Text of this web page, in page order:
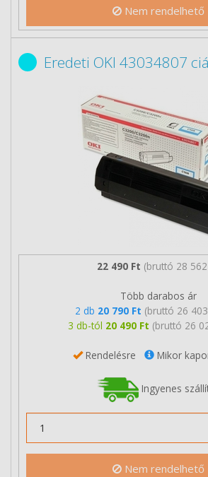
Nem rendelhető
Eredeti OKI 43034807
22 490 Ft (bruttó 28 562
Több darabos ár
2 db 20 790 Ft (bruttó 26
3 db-tól 20 490 Ft (bruttó 26
Rendelésre Mikor
Ingyenes
Nem rendelhető